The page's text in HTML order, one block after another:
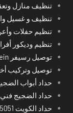
تنظيف منازل
تنظيف و غسيل
تنظيم حفلات
تنظيم وديكور
توصيل رسيفر bein و تركيب ستلايت و رسيفرات في الكويت
توصيل وتركيب
حداد أبواب
حداد الضجيج
حداد الكويت 66405051 جميع مدن الكويت